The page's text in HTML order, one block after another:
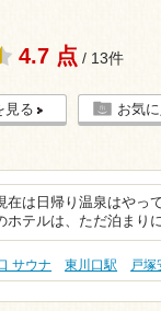
4.7 点 / 13件
見る お気
は日帰り温泉はやっ
ホテルは、ただ泊まり
サウナ 東川口駅 戸塚